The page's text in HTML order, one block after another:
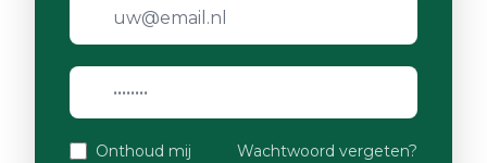
Onthoud mij Wachtwoord vergeten?